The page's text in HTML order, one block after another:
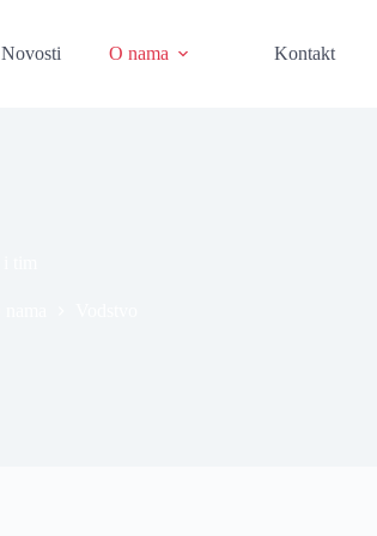
Novosti O nama Kontakt